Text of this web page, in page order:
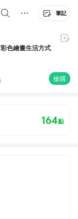
筆記
色繪畫生活方式
搶購
164點